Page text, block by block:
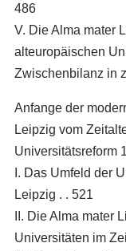
486
V. Die Alma mater
alteuropäischen
Zwischenbilanz in
Anfange der
Leipzig vom
Universitätsreform
I. Das Umfeld der
Leipzig . . 521
II. Die Alma mater
Universitäten im